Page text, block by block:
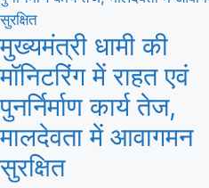
मुख्यमंत्री धामी की
मॉनिटरिंग में राहत एवं
पुनर्निर्माण कार्य तेज,
मालदेवता में आवागमन
सुरक्षित